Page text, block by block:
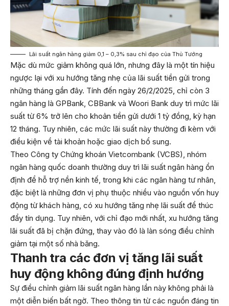
Lãi suất ngân hàng giảm 0,1 – 0,3% sau chỉ đạo của Thủ Tướng
Mặc dù mức giảm không quá lớn, nhưng đây là một tín hiệu
ngược lại với xu hướng tăng nhẹ của lãi suất tiền gửi trong
những tháng gần đây. Tính đến ngày 26/2/2025, chỉ còn 3
ngân hàng là GPBank, CBBank và Woori Bank duy trì mức lãi
suất từ 6% trở lên cho khoản tiền gửi dưới 1 tỷ đồng, kỳ hạn
12 tháng. Tuy nhiên, các mức lãi suất này thường đi kèm với
điều kiện về tài khoản hoặc giao dịch bổ sung.
Theo Công ty Chứng khoán Vietcombank (VCBS), nhóm
ngân hàng quốc doanh thường duy trì lãi suất ngân hàng ổn
định để hỗ trợ nền kinh tế, trong khi các ngân hàng tư nhân,
đặc biệt là những đơn vị phụ thuộc nhiều vào nguồn vốn huy
động từ khách hàng, có xu hướng tăng nhẹ lãi suất để thúc
đẩy tín dụng. Tuy nhiên, với chỉ đạo mới nhất, xu hướng tăng
lãi suất đã bị chặn đứng, thay vào đó là làn sóng điều chỉnh
giảm tại một số nhà băng.
Thanh tra các đơn vị tăng lãi suất
huy động không đúng định hướng
Sự điều chỉnh giảm lãi suất ngân hàng lần này không phải là
một diễn biến bất ngờ. Theo thông tin từ các nguồn đáng tin